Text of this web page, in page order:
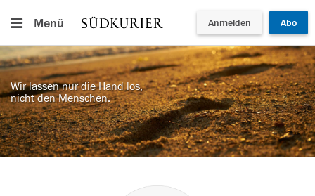
Menü Anmelden Abo
Wir lassen nur die Hand los,
nicht den Menschen.